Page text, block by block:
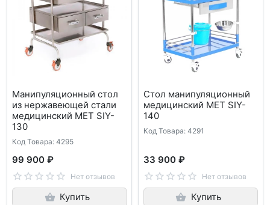
Манипуляционный стол
из нержавеющей стали
медицинский МЕТ SIY-
130
Код Товара: 4295
99 900 ₽
Нет отзывов
Купить
Стол манипуляционный
медицинский МЕТ SIY-
140
Код Товара: 4291
33 900 ₽
Нет отзывов
Купить